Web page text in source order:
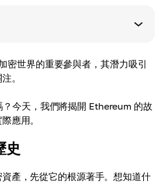
密世界的重要參與者，其潛力吸引
。
今天，我們將揭開 Ethereum 的故
應用。
史
產，先從它的根源著手。想知道什